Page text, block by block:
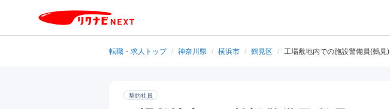
転職・求人トップ / 神奈川県 / 横浜市 / 鶴見区 / 工場敷地内での施設警備員(鶴見)
契約社員